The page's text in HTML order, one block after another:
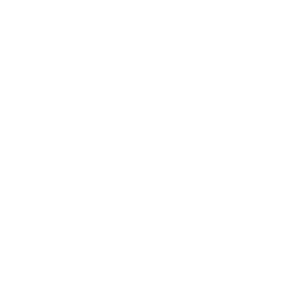
zum schönsten Platz Hollands
Wanderfreunde, sei es als
oder einfach zum
Arbeitstag.